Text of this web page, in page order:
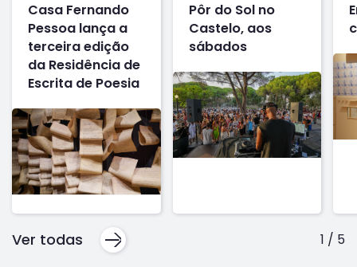
Casa Fernando
Pessoa lança a
terceira edição
da Residência de
Escrita de Poesia
Pôr do Sol no
Castelo, aos
sábados
1 / 5
Ver todas